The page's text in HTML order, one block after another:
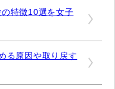
特徴10選を女子
る原因や取り戻す